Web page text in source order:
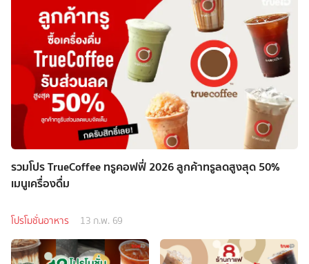
รวมโปร TrueCoffee ทรูคอฟฟี่ 2026 ลูกค้าทรูลดสูงสุด 50%
เมนูเครื่องดื่ม
โปรโมชั่นอาหาร 13 ก.พ. 69